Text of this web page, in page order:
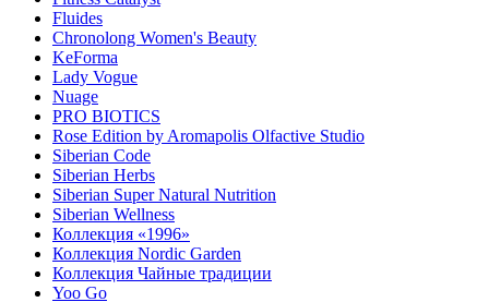
Fluides
Chronolong Women's Beauty
KeForma
Lady Vogue
Nuage
PRO BIOTICS
Rose Edition by Aromapolis Olfactive Studio
Siberian Code
Siberian Herbs
Siberian Super Natural Nutrition
Siberian Wellness
Коллекция «1996»
Коллекция Nordic Garden
Коллекция Чайные традиции
Yoo Go